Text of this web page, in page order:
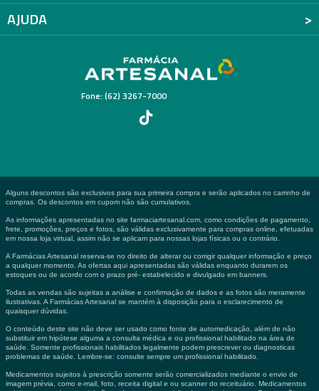
AJUDA
Fone: (62) 3267-7000
Alguns descontos são exclusivos para sua primeira compra e serão aplicados no carrinho de
compras. Os descontos em cupom não são cumulativos.
As informações apresentadas no site farmaciartesanal.com, como condições de pagamento,
frete, promoções, preços e fotos, são válidas exclusivamente para compras online, efetuadas
em nossa loja virtual, assim não se aplicam para nossas lojas físicas ou o contrário.
A Farmácias Artesanal reserva-se no direito de alterar ou corrigir qualquer informação e preço
a qualquer momento. As ofertas aqui apresentadas são válidas enquanto durarem os
estoques ou de acordo com o prazo pré- estabelecido e divulgado em banners.
Todas as vendas são sujeitas a análise e confirmação de dados e as fotos são meramente
ilustrativas. A Farmácias Artesanal se mantém à disposição para o esclarecimento de
quaisquer dúvidas.
O conteúdo deste site não deve ser usado como fonte de automedicação, além de não
substituir em hipótese alguma a consulta médica e ou profissional habilitado na área de
saúde. Somente profissionais habilitados legalmente podem prescrever ou diagnosticas
problemas de saúde. Lembre-se: consulte sempre um profissional habilitado.
Medicamentos sujeitos à prescrição somente serão comercializados mediante o envio de
imagem prévia, como e-mail, foto, receita digital e ou scanner do receituário. Medicamentos